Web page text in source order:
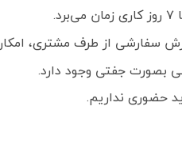
سفارشی از طرف مشتری،
بصورت جفتی وجود دارد.
حضوری نداریم.